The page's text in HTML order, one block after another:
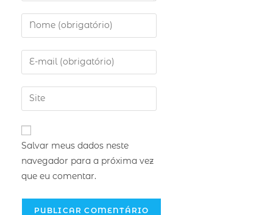
Salvar meus dados neste
navegador para a próxima vez
que eu comentar.